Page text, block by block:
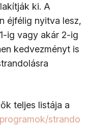
ki. A
éjfélig nyitva lesz,
ig vagy akár 2-ig
kedvezményt is
teljes listája a
strando